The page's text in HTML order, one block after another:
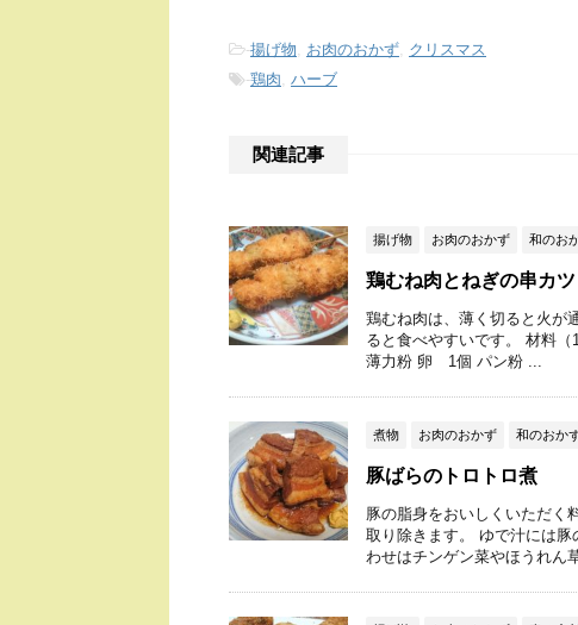
-揚げ物, お肉のおかず, クリスマス
-鶏肉, ハーブ
関連記事
揚げ物 お肉のおかず 和のお
鶏むね肉とねぎの串カツ
鶏むね肉は、薄く切ると火が
ると食べやすいです。 材料
薄力粉 卵 1個 パン粉 ...
煮物 お肉のおかず 和のおか
豚ばらのトロトロ煮
豚の脂身をおいしくいただく
取り除きます。 ゆで汁には
わせはチンゲン菜やほうれん